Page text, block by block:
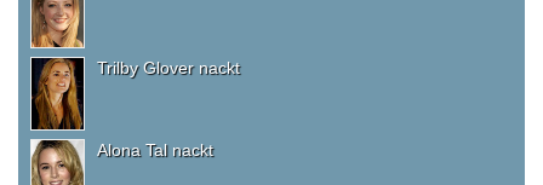
Trilby Glover nackt
Alona Tal nackt